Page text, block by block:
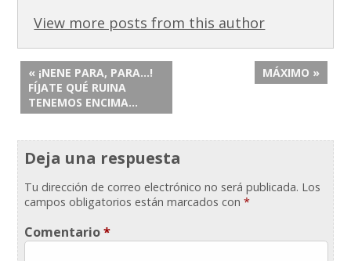
View more posts from this author
« ¡NENE PARA, PARA…!
FÍJATE QUÉ RUINA
TENEMOS ENCIMA…
MÁXIMO »
Deja una respuesta
Tu dirección de correo electrónico no será publicada. Los
campos obligatorios están marcados con*
Comentario*